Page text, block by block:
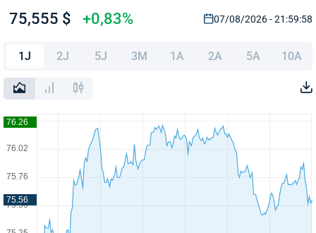
75,555 $ +0,83% 07/08/2026 - 21:59:58
1J 2J 5J 3M 1A 2A 5A 10A